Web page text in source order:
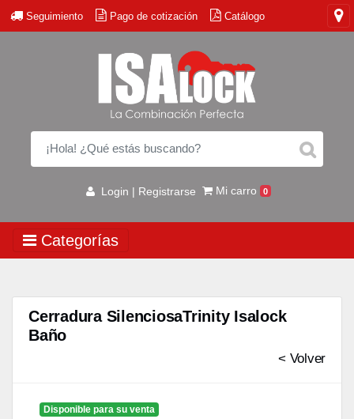
Seguimiento Pago de cotización Catálogo
Login | Registrarse Mi carro 0
Categorías
Cerradura SilenciosaTrinity Isalock
Baño
< Volver
Disponible para su venta